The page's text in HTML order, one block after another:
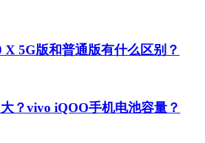
X 5G版和普通版有什么区别？
？vivo iQOO手机电池容量？